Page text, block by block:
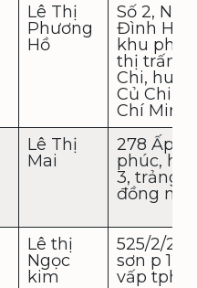
Lê Thị
Phương
Hồ
Số 2,
Đình
khu phố
thị trấn
Chi,
Củ Chi,
Chí Minh
Lê Thị
Mai
278 Ấp
phúc, hố
3, trảng
đồng nai
Lê thị
Ngọc
kim
525/2/28
sơn p
vấp